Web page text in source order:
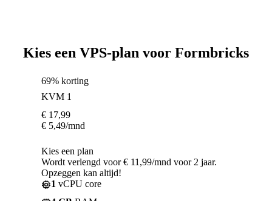
Kies een VPS-plan voor Formbricks
69% korting
KVM 1
€ 17,99
€ 5,49/mnd
Kies een plan
Wordt verlengd voor € 11,99/mnd voor 2 jaar.
Opzeggen kan altijd!
1 vCPU core